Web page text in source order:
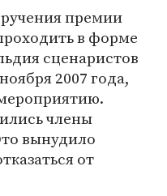
премии
в форме
сценаристов
2007 года,
члены
вынудило
от